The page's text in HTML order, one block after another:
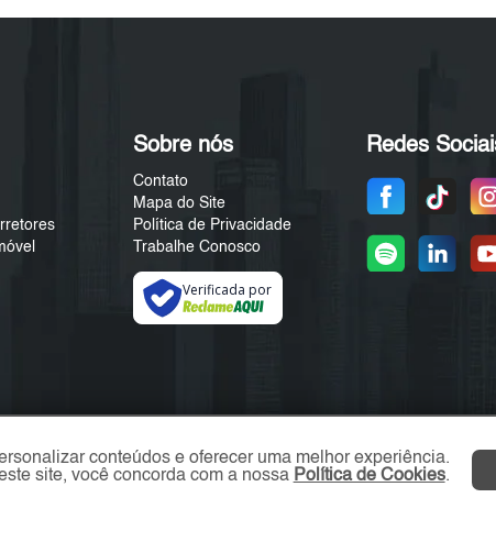
Sobre nós
Contato
Mapa do Site
Política de Privacidade
Trabalhe Conosco
Verificada por
Redes
conteúdos e oferecer uma melhor experiência.
site, você concorda com a nossa Política de Cookies.